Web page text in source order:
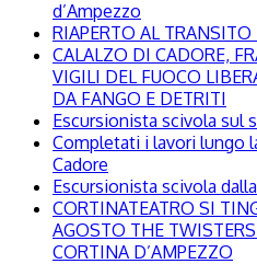
d’Ampezzo
RIAPERTO AL
CALALZO DI CADORE,
VIGILI DEL FUOCO
DA FANGO E DETRITI
Escursionista scivola sul
Completati i lavori lungo
Cadore
Escursionista scivola
CORTINATEATRO SI
AGOSTO THE
CORTINA D’AMPEZZO